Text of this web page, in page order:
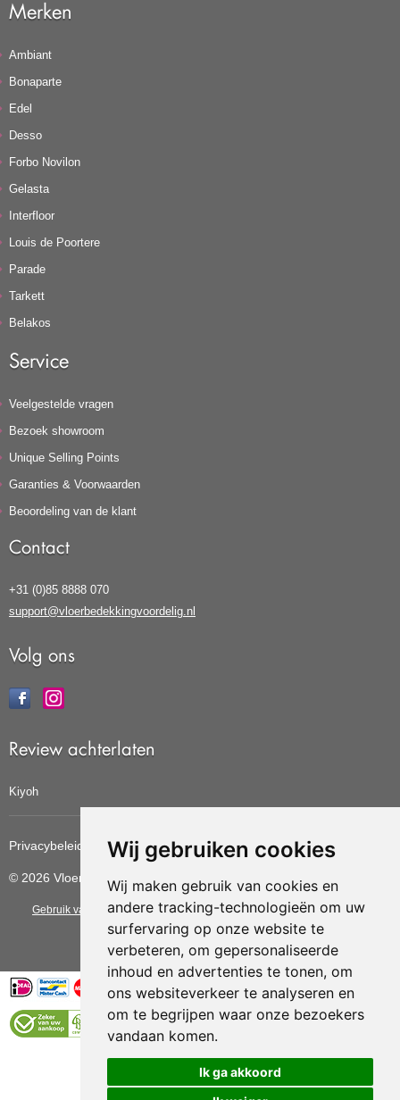
Wij gebruiken cookies
Wij maken gebruik van cookies en
andere tracking-technologieën om uw
surfervaring op onze website te
verbeteren, om gepersonaliseerde
inhoud en advertenties te tonen, om
ons websiteverkeer te analyseren en
om te begrijpen waar onze bezoekers
vandaan komen.
Ik ga akkoord
Merken
Ambiant
Bonaparte
Edel
Desso
Forbo Novilon
Gelasta
Interfloor
Louis de Poortere
Parade
Tarkett
Belakos
Service
Veelgestelde vragen
Bezoek showroom
Unique Selling Points
Garanties & Voorwaarden
Beoordeling van de klant
Contact
+31 (0)85 8888 070
support@vloerbedekkingvoordelig.nl
Volg ons
Review achterlaten
Kiyoh
Privacybeleid Cookiebeleid Update cookies voorkeuren
© 2026 Vloerbedekkingvoordelig
Gebruik van deze site betekent dat u dealgemene voorwaarden van CBW
erkende woonwinkels accepteert.
Vloerenvoordelig.nl is een onderdeel van